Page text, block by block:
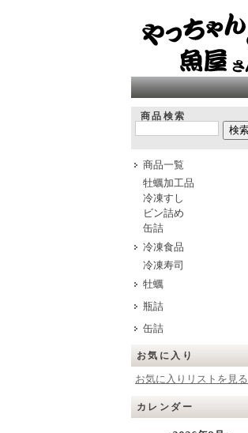
商品検索
商品一覧
牡蠣加工品
冷凍すし
ビン詰め
缶詰
冷凍食品
冷凍寿司
牡蠣
瓶詰
缶詰
お気に入り
お気に入りリストを見る
カレンダー